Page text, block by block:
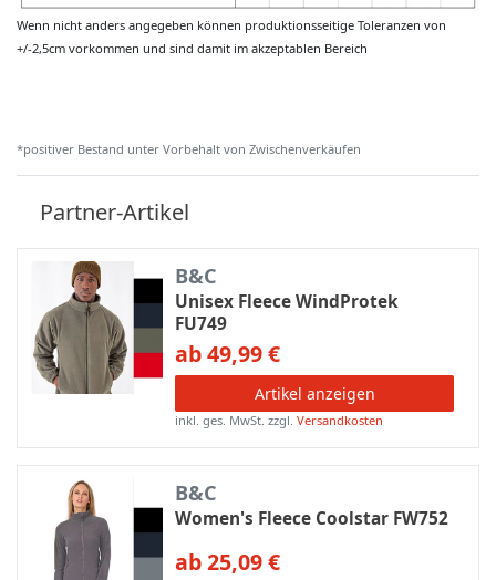
Wenn nicht anders angegeben können produktionsseitige Toleranzen von
+/-2,5cm vorkommen und sind damit im akzeptablen Bereich
*positiver Bestand unter Vorbehalt von Zwischenverkäufen
Partner-Artikel
B&C
Unisex Fleece WindProtek
FU749
ab 49,99 €
Artikel anzeigen
inkl. ges. MwSt. zzgl.Versandkosten
B&C
Women's Fleece Coolstar FW752
ab 25,09 €